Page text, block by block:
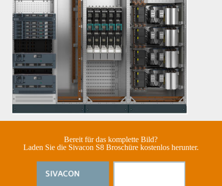
Bereit für das komplette Bild?
Laden Sie die Sivacon S8 Broschüre kostenlos herunter.